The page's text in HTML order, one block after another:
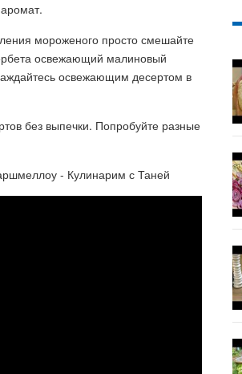
мороженого просто смешайте
освежающий малиновый
освежающим десертом в
без выпечки. Попробуйте разные
- Кулинарим с Таней